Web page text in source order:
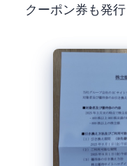
クーポン券も発